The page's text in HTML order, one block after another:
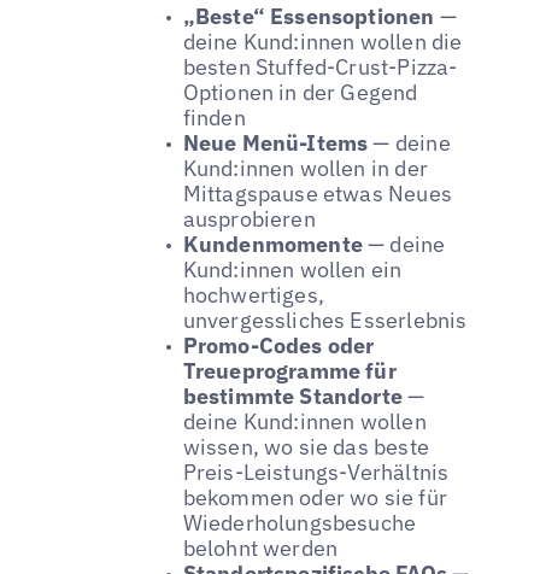
„Beste“ Essensoptionen —
deine Kund:innen wollen die
besten Stuffed-Crust-Pizza-
Optionen in der Gegend
finden
Neue Menü-Items— deine
Kund:innen wollen in der
Mittagspause etwas Neues
ausprobieren
Kundenmomente— deine
Kund:innen wollen ein
hochwertiges,
unvergessliches Esserlebnis
Promo-Codes oder
Treueprogramme für
bestimmte Standorte—
deine Kund:innen wollen
wissen, wo sie das beste
Preis-Leistungs-Verhältnis
bekommen oder wo sie für
Wiederholungsbesuche
belohnt werden